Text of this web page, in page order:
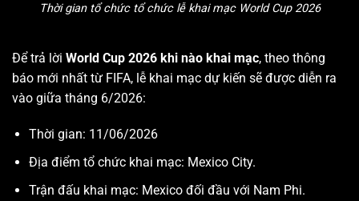
Thời gian tổ chức tổ chức lễ khai mạc World Cup 2026
Để trả lời World Cup 2026 khi nào khai mạc, theo thông
báo mới nhất từ FIFA, lễ khai mạc dự kiến sẽ được diễn ra
vào giữa tháng 6/2026:
Thời gian: 11/06/2026
Địa điểm tổ chức khai mạc: Mexico City.
Trận đấu khai mạc: Mexico đối đầu với Nam Phi.